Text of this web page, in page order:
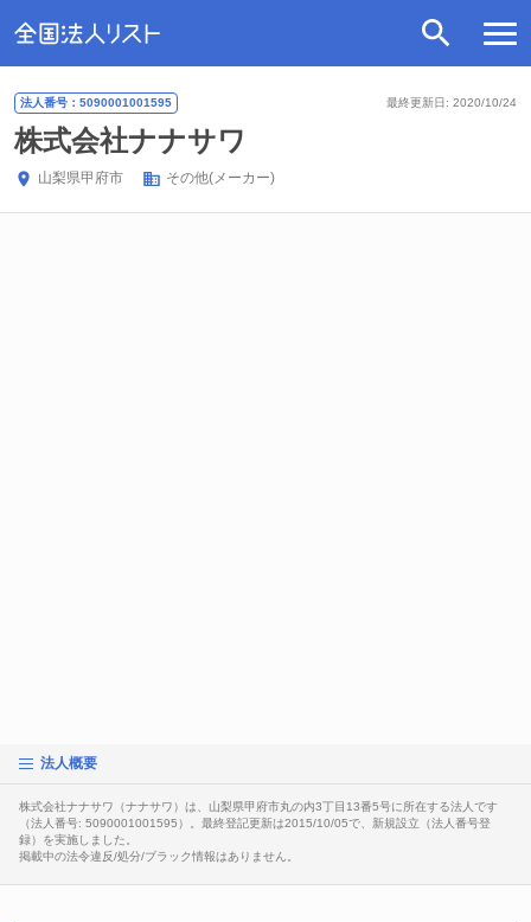
最終更新日: 2020/10/24
法人番号：5090001001595
株式会社ナナサワ
山梨県甲府市 その他(メーカー)
法人概要
株式会社ナナサワ（ナナサワ）は、山梨県甲府市丸の内3丁目13番5号に所在する法人です
（法人番号: 5090001001595）。最終登記更新は2015/10/05で、新規設立（法人番号登
録）を実施しました。
掲載中の法令違反/処分/ブラック情報はありません。